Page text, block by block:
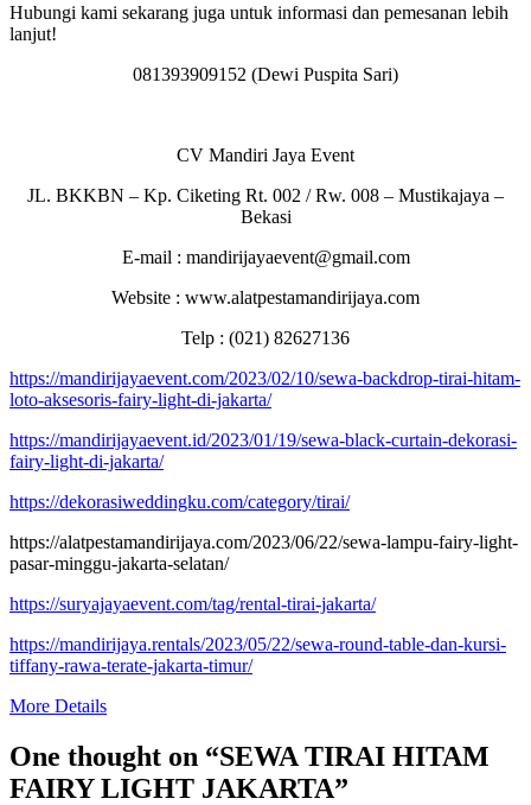
Hubungi kami sekarang juga untuk informasi dan pemesanan lebih
lanjut!
081393909152 (Dewi Puspita Sari)
CV Mandiri Jaya Event
JL. BKKBN – Kp. Ciketing Rt. 002 / Rw. 008 – Mustikajaya –
Bekasi
E-mail : mandirijayaevent@gmail.com
Website : www.alatpestamandirijaya.com
Telp : (021) 82627136
https://mandirijayaevent.com/2023/02/10/sewa-backdrop-tirai-hitam-
loto-aksesoris-fairy-light-di-jakarta/
https://mandirijayaevent.id/2023/01/19/sewa-black-curtain-dekorasi-
fairy-light-di-jakarta/
https://dekorasiweddingku.com/category/tirai/
https://alatpestamandirijaya.com/2023/06/22/sewa-lampu-fairy-light-
pasar-minggu-jakarta-selatan/
https://suryajayaevent.com/tag/rental-tirai-jakarta/
https://mandirijaya.rentals/2023/05/22/sewa-round-table-dan-kursi-
tiffany-rawa-terate-jakarta-timur/
More Details
One thought on “SEWA TIRAI HITAM
FAIRY LIGHT JAKARTA”